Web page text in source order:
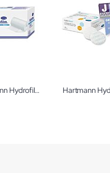
Hartmann Hydrofilm roll Transparentverband